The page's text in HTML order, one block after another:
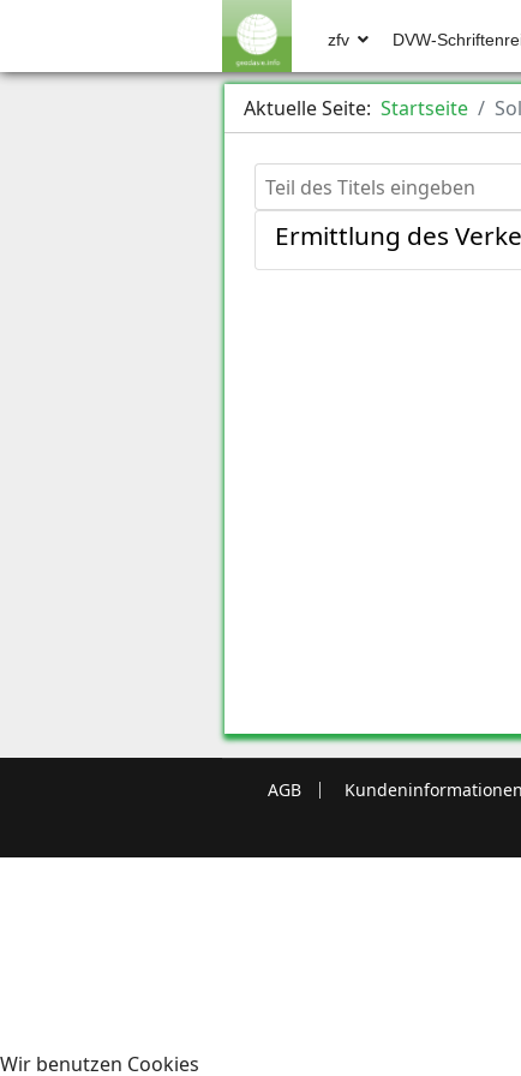
zfv DVW-
Aktuelle Seite: Startseite
Teil des Titels eingeben
Ermittlung des
AGB Kundeninformationen
Wir benutzen Cookies